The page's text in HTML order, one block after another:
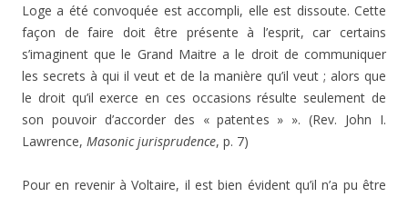
Loge a été convoquée est accompli, elle est dissoute. Cette
façon de faire doit être présente à l’esprit, car certains
s’imaginent que le Grand Maitre a le droit de communiquer
les secrets à qui il veut et de la manière qu’il veut ; alors que
le droit qu’il exerce en ces occasions résulte seulement de
son pouvoir d’accorder des « patentes » ». (Rev. John I.
Lawrence, Masonic jurisprudence, p. 7)
Pour en revenir à Voltaire, il est bien évident qu’il n’a pu être